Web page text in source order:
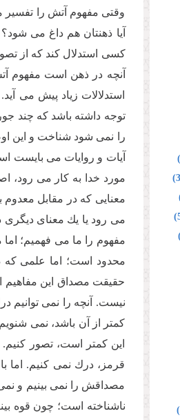
وقتى مفهوم آتش را تفسیر
آیا ذهنتان هم داغ مى
كسى استدلال كند كه از
آنچه در ذهن است مفهوم
استدلالات زیاد پیش مى
توجه داشته باشد كه چند
را نمى شود شناخت و این
آیات و روایات مى بایست
مورد خدا به كار مى رود،
معنایى كه در مقابل
مى رود یا یك معناى
مفهوم را ما مى فهمیم؛
محدود است؛ اما علمى كه
حقیقت مصداق این مفاهیم
نیست. آنچه را نمى
كمتر از آن باشد، نمى
این كمتر است، تصور كنیم.
قرمز، درك نمى كنیم. اما
مصداقش را نمى بینیم و
ناشناخته است؛ چون قوه